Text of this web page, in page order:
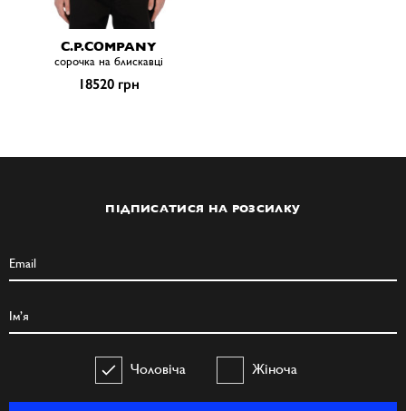
C.P.COMPANY
сорочка на блискавці
18520 грн
ПІДПИСАТИСЯ НА РОЗСИЛКУ
Чоловіча Жіноча